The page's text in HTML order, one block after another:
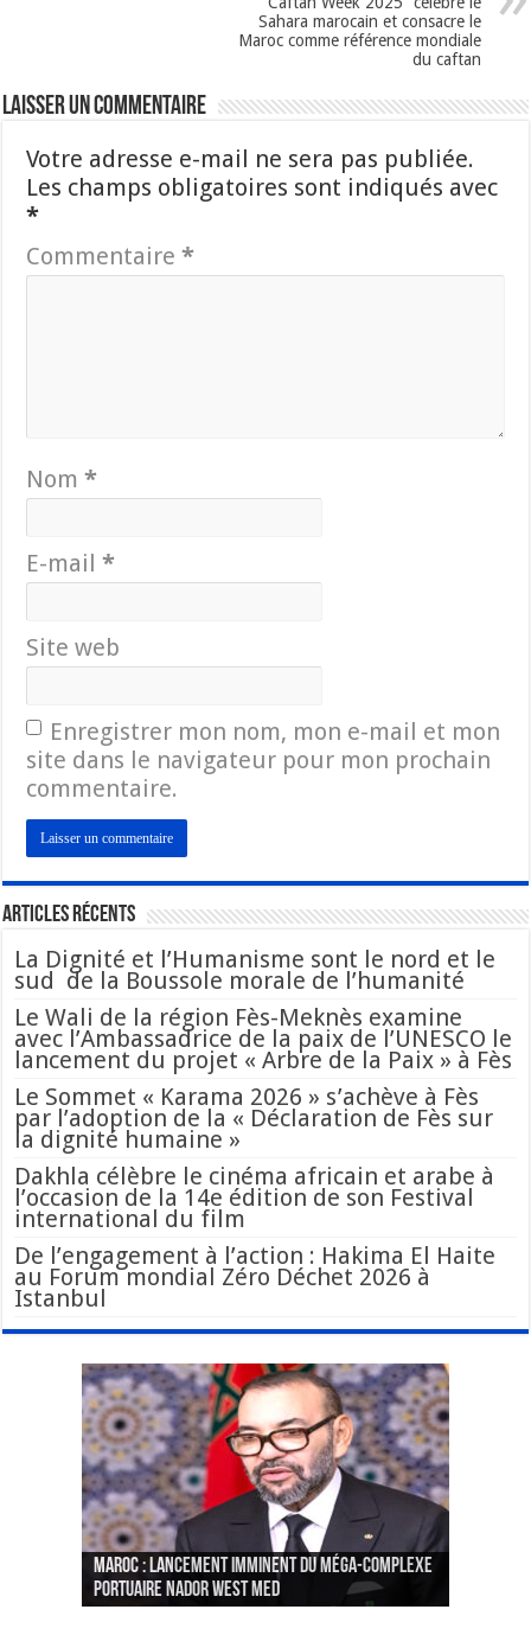
Sahara marocain et consacre le
Maroc comme référence mondiale
du caftan
Laisser un commentaire
Votre adresse e-mail ne sera pas publiée.
Les champs obligatoires sont indiqués avec
*
Commentaire*
Nom*
E-mail*
Site web
Enregistrer mon nom, mon e-mail et mon
site dans le navigateur pour mon prochain
commentaire.
Articles Récents
La Dignité et l’Humanisme sont le nord et le
sud de la Boussole morale de l’humanité
Le Wali de la région Fès-Meknès examine
avec l’Ambassadrice de la paix de l’UNESCO le
lancement du projet « Arbre de la Paix » à Fès
Le Sommet « Karama 2026 » s’achève à Fès
par l’adoption de la « Déclaration de Fès sur
la dignité humaine »
Dakhla célèbre le cinéma africain et arabe à
l’occasion de la 14e édition de son Festival
international du film
De l’engagement à l’action : Hakima El Haite
au Forum mondial Zéro Déchet 2026 à
Istanbul
MAROC : Lancement imminent du méga-complexe
portuaire Nador West Med
Le Wali Ait Taleb préside la nomination du
nouveau Secrétaire Général pour insuffler un
sang nouveau à l’administration
Fès : La 70e conférence annuelle de la
Fédération internationale des journalistes et
des écrivains s’est achevée
Paris va présenter à Alger une liste de
« plusieurs centaines de personnes » aux
profils « dangereux »
CGEM: le binôme Oukacha-Joundy reconduit à la
tête de la Fédération des pêches maritimes